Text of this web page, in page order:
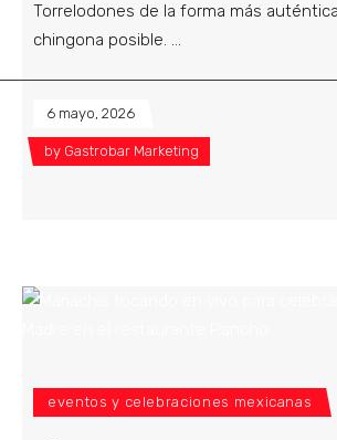
Torrelodones de la forma más
chingona posible.
6 mayo, 2026
by Gastrobar Marketing
eventos y celebraciones mexicanas